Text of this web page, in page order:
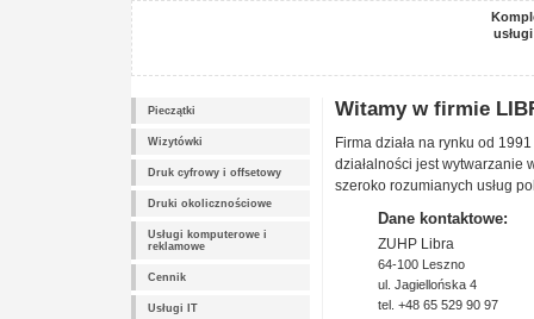
Pieczątki
Wizytówki
Druk cyfrowy i offsetowy
Druki okolicznościowe
Usługi komputerowe i
reklamowe
Cennik
Usługi IT
Witamy w firmie
Firma działa na rynku od
działalności jest wytwarzanie
szeroko rozumianych usług
Dane kontaktowe:
ZUHP Libra
64-100 Leszno
ul. Jagiellońska 4
tel. +48 65 529 90 97